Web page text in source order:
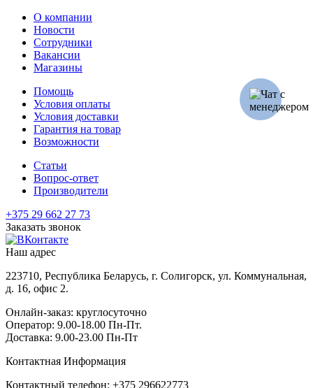
О компании
Новости
Сотрудники
Вакансии
Магазины
Помощь
Условия оплаты
Условия доставки
Гарантия на товар
Возможности
Статьи
Вопрос-ответ
Производители
+375 29 662 27 73
Заказать звонок
Наш адрес
223710, Республика Беларусь, г. Солигорск, ул. Коммунальная,
д. 16, офис 2.
Онлайн-заказ: круглосуточно
Оператор: 9.00-18.00 Пн-Пт.
Доставка: 9.00-23.00 Пн-Пт
Контактная Информация
Контактный телефон: +375 296622773